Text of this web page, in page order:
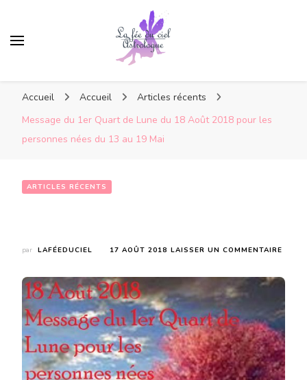
Accueil Accueil
Articles récents
Message du 1er Quart de Lune du 18 Août 2018 pour les
personnes nées du 13 au 19 Mai
ARTICLES RÉCENTS
par LAFÉEDUCIEL 17 AOÛT 2018 LAISSER UN COMMENTAIRE
DE
DU
18
AOÛT
2018